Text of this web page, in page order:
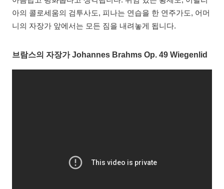
아의 콜로세움의 검투사도, 피나는 연습을 한 연주가도, 어머
니의 자장가 앞에서는 모든 짐을 내려놓게 됩니다.
브람스의 자장가 Johannes Brahms Op. 49 Wiegenlid